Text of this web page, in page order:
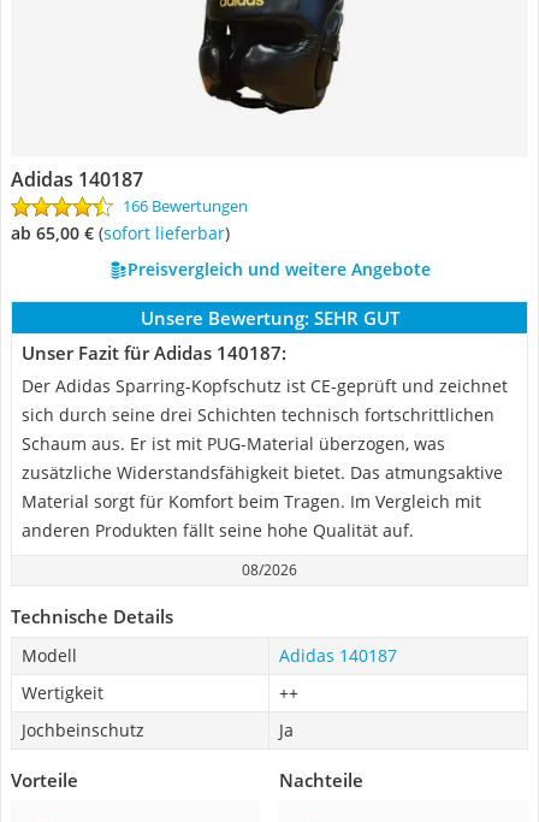
Adidas 140187
166 Bewertungen
ab 65,00 € ( Sofort lieferbar)
Preisvergleich und weitere Angebote
Unsere Bewertung: SEHR GUT
Unser Fazit für Adidas 140187:
Der Adidas Sparring-Kopfschutz ist CE-geprüft und zeichnet
sich durch seine drei Schichten technisch fortschrittlichen
Schaum aus. Er ist mit PUG-Material überzogen, was
zusätzliche Widerstandsfähigkeit bietet. Das atmungsaktive
Material sorgt für Komfort beim Tragen. Im Vergleich mit
anderen Produkten fällt seine hohe Qualität auf.
08/2026
Technische Details
Modell
Adidas 140187
Wertigkeit
++
Jochbeinschutz
Ja
Vorteile Nachteile